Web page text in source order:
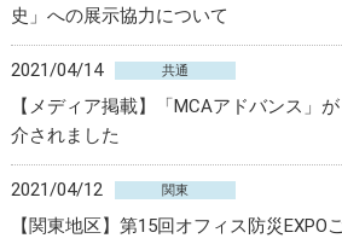
史」への展示協力について
2021/04/14 共通
【メディア掲載】「MCAアドバンス」
介されました
2021/04/12 関東
【関東地区】第15回オフィス防災EXPO